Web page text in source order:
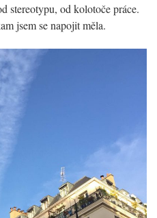
stereotypu, od kolotoče práce.
jsem se napojit měla.